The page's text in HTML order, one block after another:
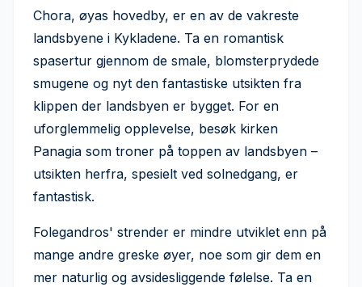
Chora, øyas hovedby, er en av de vakreste
landsbyene i Kykladene. Ta en romantisk
spasertur gjennom de smale, blomsterprydede
smugene og nyt den fantastiske utsikten fra
klippen der landsbyen er bygget. For en
uforglemmelig opplevelse, besøk kirken
Panagia som troner på toppen av landsbyen –
utsikten herfra, spesielt ved solnedgang, er
fantastisk.
Folegandros' strender er mindre utviklet enn på
mange andre greske øyer, noe som gir dem en
mer naturlig og avsidesliggende følelse. Ta en